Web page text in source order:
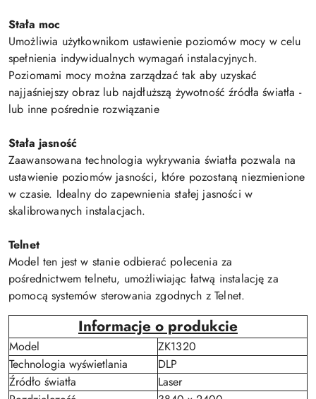
Stała moc
Umożliwia użytkownikom ustawienie poziomów mocy w celu
spełnienia indywidualnych wymagań instalacyjnych.
Poziomami mocy można zarządzać tak aby uzyskać
najjaśniejszy obraz lub najdłuższą żywotność źródła światła -
lub inne pośrednie rozwiązanie
Stała jasność
Zaawansowana technologia wykrywania światła pozwala na
ustawienie poziomów jasności, które pozostaną niezmienione
w czasie. Idealny do zapewnienia stałej jasności w
skalibrowanych instalacjach.
Telnet
Model ten jest w stanie odbierać polecenia za
pośrednictwem telnetu, umożliwiając łatwą instalację za
pomocą systemów sterowania zgodnych z Telnet.
Informacje o produkcie
Model
ZK1320
Technologia wyświetlania
DLP
Źródło światła
Laser